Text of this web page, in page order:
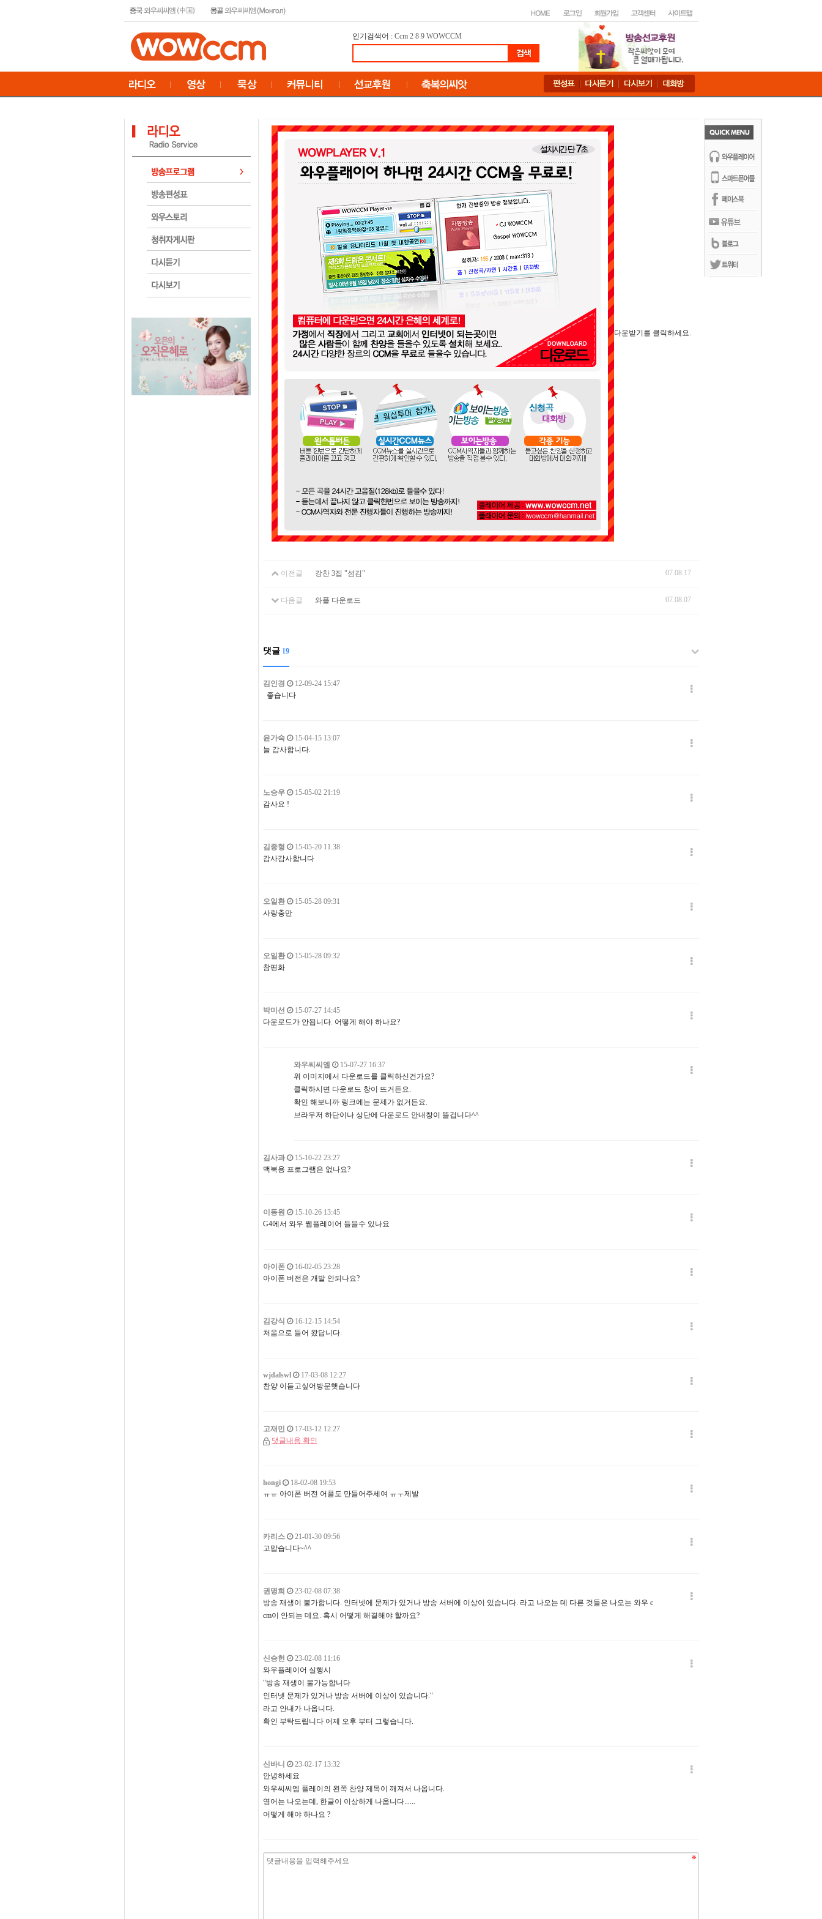
인기검색어 : Ccm 2 8 9 WOWCCM
다운받기를 클릭하세요.
이전글 강찬 3집 "섬김" 07.08.17
다음글 와플 다운로드 07.08.07
댓글19
김인경
12-09-24 15:47
좋습니다
윤가숙
15-04-15 13:07
늘 감사합니다.
노승우
15-05-02 21:19
감사요 !
김중형
15-05-20 11:38
감사감사합니다
오일환
15-05-28 09:31
사랑충만
오일환
15-05-28 09:32
참평화
박미선
15-07-27 14:45
다운로드가 안됩니다. 어떻게 해야 하나요?
와우씨씨엠
15-07-27 16:37
위 이미지에서 다운로드를 클릭하신건가요?
클릭하시면 다운로드 창이 뜨거든요.
확인 해보니까 링크에는 문제가 없거든요.
브라우저 하단이나 상단에 다운로드 안내창이 뜰겁니다^^
김사과
15-10-22 23:27
맥북용 프로그램은 없나요?
이동원
15-10-26 13:45
G4에서 와우 웹플레이어 들을수 있나요
아이폰
16-02-05 23:28
아이폰 버전은 개발 안되나요?
김강식
16-12-15 14:54
처음으로 들어 왔답니다.
wjdalswl
17-03-08 12:27
찬양 이듣고싶어방문햇습니다
고재민
17-03-12 12:27
댓글내용 확인
hongi
18-02-08 19:53
ㅠㅠ 아이폰 버전 어플도 만들어주세여 ㅠㅜ제발
카리스
21-01-30 09:56
고맙습니다~^^
권명희
23-02-08 07:38
방송 재생이 불가합니다. 인터넷에 문제가 있거나 방송 서버에 이상이 있습니다. 라고 나오는 데 다른 것들은 나오는 와우 c
cm이 안되는 데요. 혹시 어떻게 해결해야 할까요?
신승헌
23-02-08 11:16
와우플레이어 실행시
"방송 재생이 불가능합니다
인터넷 문제가 있거나 방송 서버에 이상이 있습니다."
라고 안내가 나옵니다.
확인 부탁드립니다 어제 오후 부터 그렇습니다.
신바니
23-02-17 13:32
안녕하세요
와우씨씨엠 플레이의 왼쪽 찬양 제목이 깨져서 나옵니다.
영어는 나오는데, 한글이 이상하게 나옵니다......
어떻게 해야 하나요 ?